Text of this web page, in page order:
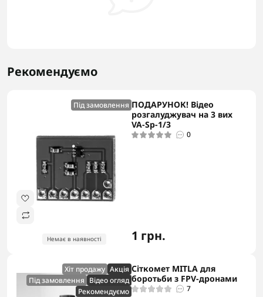
Рекомендуємо
Під замовлення
Немає в наявності
ПОДАРУНОК! Відео
розгалуджувач на 3 вих
VA-Sp-1/3
0
1 грн.
Хіт продажу Акцiя
Під замовлення Відео огляд
Рекомендуємо
Сіткомет MITLA для
боротьби з FPV-дронами
7